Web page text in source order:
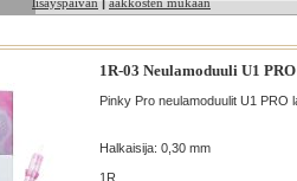
1R-03 Neulamoduuli U1
Pinky Pro neulamoduulit U1 PRO
Halkaisija: 0,30 mm
1R